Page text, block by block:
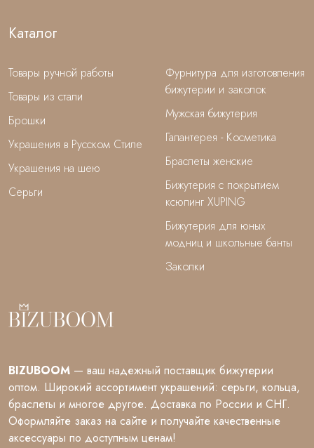
Каталог
Товары ручной работы
Товары из стали
Брошки
Украшения в Русском Стиле
Украшения на шею
Серьги
Фурнитура для изготовления
бижутерии и заколок
Мужская бижутерия
Галантерея - Косметика
Браслеты женские
Бижутерия с покрытием
ксюпинг XUPING
Бижутерия для юных
модниц и школьные банты
Заколки
BIZUBOOM — ваш надежный поставщик бижутерии
оптом. Широкий ассортимент украшений: серьги, кольца,
браслеты и многое другое. Доставка по России и СНГ.
Оформляйте заказ на сайте и получайте качественные
аксессуары по доступным ценам!